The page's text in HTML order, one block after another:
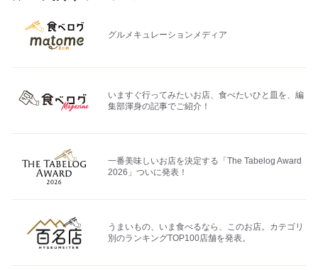
グルメキュレーションメディア
いますぐ行ってみたいお店、食べたいひと皿を、編
集部渾身の記事でご紹介！
一番美味しいお店を決定する「The Tabelog Award
2026」ついに発表！
うまいもの、いま食べるなら、このお店。カテゴリ
別のランキングTOP100店舗を発表。